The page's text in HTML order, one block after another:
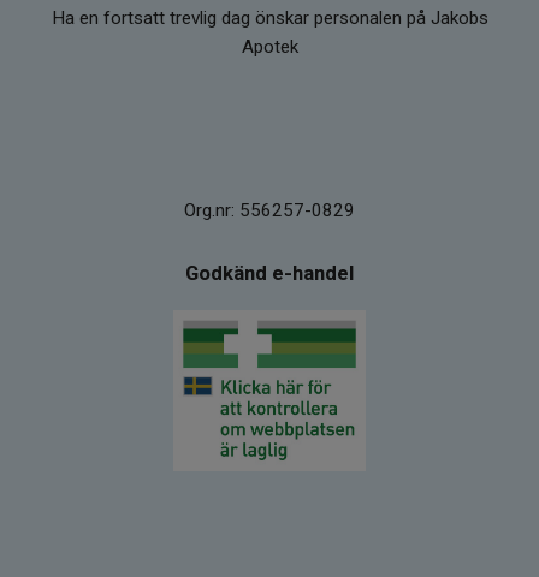
Ha en fortsatt trevlig dag önskar personalen på Jakobs
Apotek
Org.nr: 556257-0829
Godkänd e-handel